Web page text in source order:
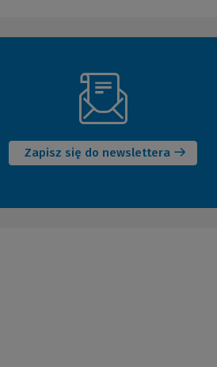
Zapisz się do newslettera
okno)